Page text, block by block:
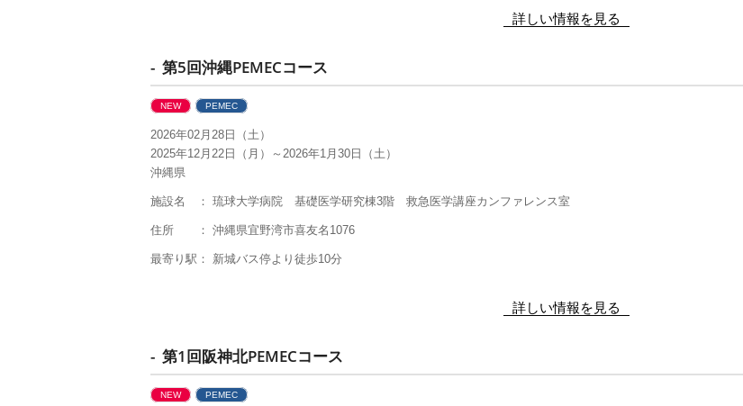
詳しい情報を見る
- 第5回沖縄PEMECコース
NEW PEMEC
2026年02月28日（土）
2025年12月22日（月）～2026年1月30日（土）
沖縄県
施設名 ： 琉球大学病院 基礎医学研究棟3階 救急医学講座カンファレンス室
住所 ： 沖縄県宜野湾市喜友名1076
最寄り駅： 新城バス停より徒歩10分
詳しい情報を見る
- 第1回阪神北PEMECコース
NEW PEMEC